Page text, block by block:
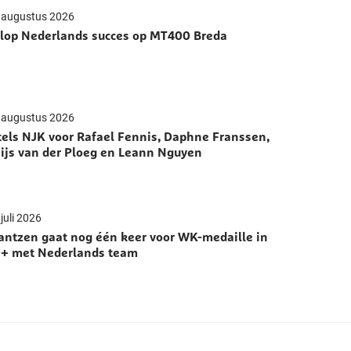
2026
Nederlands succes op MT400 Breda
2026
NJK voor Rafael Fennis, Daphne Franssen,
van der Ploeg en Leann Nguyen
2026
gaat nog één keer voor WK-medaille in
met Nederlands team